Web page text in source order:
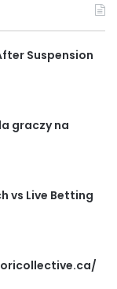
Suspension
graczy na
vs Live Betting